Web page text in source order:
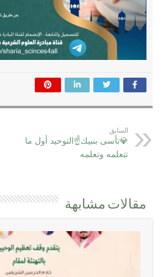
السابق
💎تأسى بنبيك☝التوحيد أول ما
تتعلمه وتعلمه
مقالات مشابهة